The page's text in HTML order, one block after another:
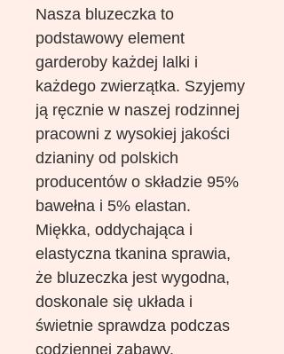
Nasza bluzeczka to
podstawowy element
garderoby każdej lalki i
każdego zwierzątka. Szyjemy
ją ręcznie w naszej rodzinnej
pracowni z wysokiej jakości
dzianiny od polskich
producentów o składzie 95%
bawełna i 5% elastan.
Miękka, oddychająca i
elastyczna tkanina sprawia,
że bluzeczka jest wygodna,
doskonale się układa i
świetnie sprawdza podczas
codziennej zabawy.